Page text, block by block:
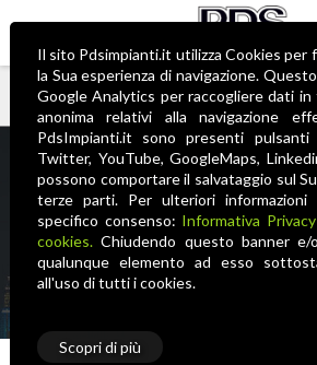
Nessun
BIGBAT 3,6V –
Home Accessori Alimentazione
BIGBAT 3,6V –
Il sito Pdsimpianti.it utilizza Cookies per
la Sua esperienza di navigazione.
Google Analytics per raccogliere dati in
anonima relativi alla navigazione
PdsImpianti.it sono presenti pulsanti
Twitter, YouTube, GoogleMaps,
possono comportare il salvataggio sul
terze parti. Per ulteriori
specifico consenso: Informativa Privacy
cookies.Chiudendo questo banner e/
qualunque elemento ad esso
all'uso di tutti i cookies.
Scopri di più